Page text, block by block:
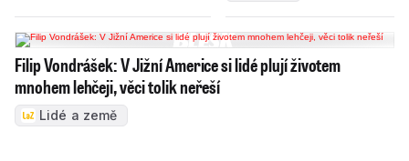
Filip Vondrášek: V Jižní Americe si lidé plují životem
mnohem lehčeji, věci tolik neřeší
Lidé a země